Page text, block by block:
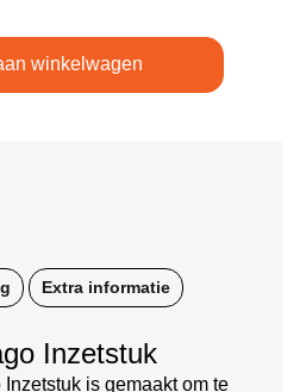
winkelwagen
Extra informatie
Inzetstuk
Inzetstuk is gemaakt om te